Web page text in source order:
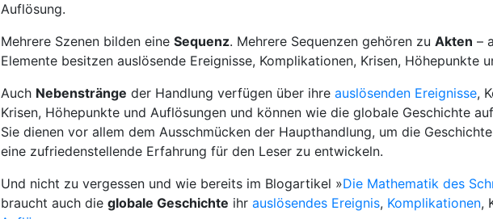
Auflösung.
Mehrere Szenen bilden eine Sequenz. Mehrere Sequenzen gehören zu Akten –
Elemente besitzen auslösende Ereignisse, Komplikationen, Krisen, Höhepunkte
Auch Nebenstränge der Handlung verfügen über ihre auslösenden Ereignisse,
Krisen, Höhepunkte und Auflösungen und können wie die globale Geschichte
Sie dienen vor allem dem Ausschmücken der Haupthandlung, um die
eine zufriedenstellende Erfahrung für den Leser zu entwickeln.
Und nicht zu vergessen und wie bereits im Blogartikel »Die Mathematik des
braucht auch die globale Geschichte ihr auslösendes Ereignis, Komplikationen,